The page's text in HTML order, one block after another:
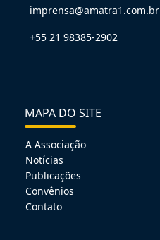
imprensa@amatra1.com.br
+55 21 98385-2902
MAPA DO SITE
A Associação
Notícias
Publicações
Convênios
Contato